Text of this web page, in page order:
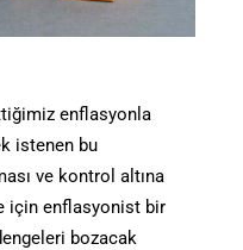
enflasyonla
istenen bu
ve kontrol altına
için enflasyonist bir
bozacak